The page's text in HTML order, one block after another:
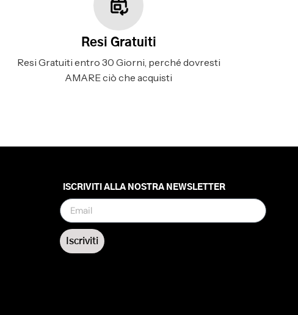
Resi Gratuiti
Resi Gratuiti entro 30 Giorni, perché dovresti
AMARE ciò che acquisti
ISCRIVITI ALLA NOSTRA NEWSLETTER
Iscriviti